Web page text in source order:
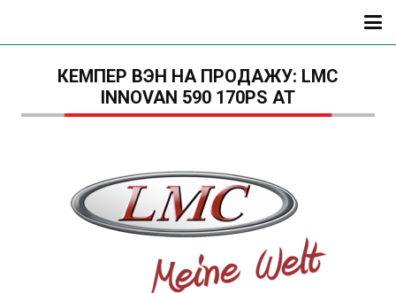
КЕМПЕР ВЭН НА ПРОДАЖУ: LMC
INNOVAN 590 170PS AT